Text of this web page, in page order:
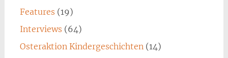
Features (19)
Interviews (64)
Osteraktion Kindergeschichten(14)